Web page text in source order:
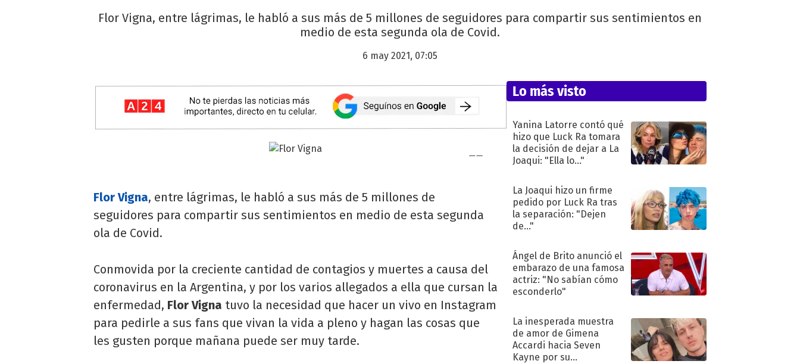
Flor Vigna, entre lágrimas, le habló a sus más de 5 millones de seguidores para compartir sus sentimientos en
medio de esta segunda ola de Covid.
6 may 2021, 07:05
Flor Vigna, entre lágrimas, le habló a sus más de 5 millones de
seguidores para compartir sus sentimientos en medio de esta segunda
ola de Covid.
Conmovida por la creciente cantidad de contagios y muertes a causa del
coronavirus en la Argentina, y por los varios allegados a ella que cursan la
enfermedad, Flor Vigna tuvo la necesidad que hacer un vivo en Instagram
para pedirle a sus fans que vivan la vida a pleno y hagan las cosas que
les gusten porque mañana puede ser muy tarde.
Lo más visto
Yanina Latorre contó qué
hizo que Luck Ra tomara
la decisión de dejar a La
Joaqui: "Ella lo..."
La Joaqui hizo un firme
pedido por Luck Ra tras
la separación: "Dejen
de..."
Ángel de Brito anunció el
embarazo de una famosa
actriz: "No sabían cómo
esconderlo"
La inesperada muestra
de amor de Gimena
Accardi hacia Seven
Kayne por su